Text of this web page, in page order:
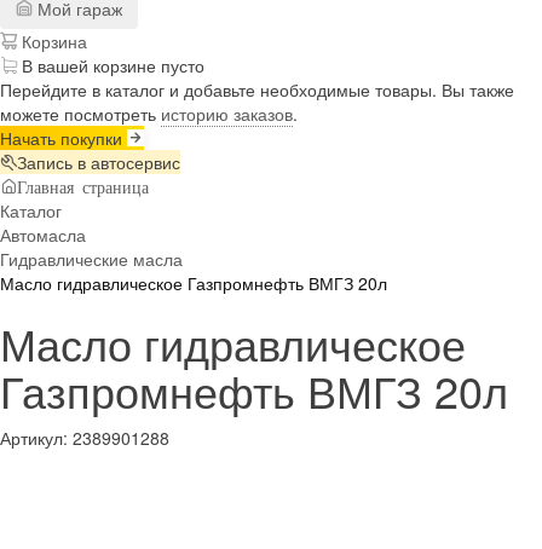
Мой гараж
Корзина
В вашей корзине пусто
Перейдите в каталог и добавьте необходимые товары. Вы также
можете посмотреть историю заказов.
Начать покупки
Запись в автосервис
Главная страница
Каталог
Автомасла
Гидравлические масла
Масло гидравлическое Газпромнефть ВМГЗ 20л
Масло гидравлическое
Газпромнефть ВМГЗ 20л
Артикул: 2389901288